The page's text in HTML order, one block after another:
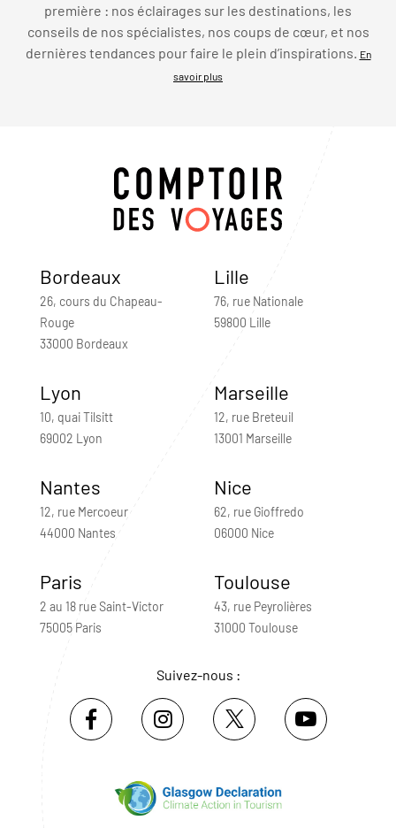
première : nos éclairages sur les destinations, les
conseils de nos spécialistes, nos coups de cœur, et nos
dernières tendances pour faire le plein d’inspirations. En
savoir plus
Bordeaux
26, cours du Chapeau-
Rouge
33000 Bordeaux
Lille
76, rue Nationale
59800 Lille
Lyon
10, quai Tilsitt
69002 Lyon
Marseille
12, rue Breteuil
13001 Marseille
Nantes
12, rue Mercoeur
44000 Nantes
Nice
62, rue Gioffredo
06000 Nice
Paris
2 au 18 rue Saint-Victor
75005 Paris
Toulouse
43, rue Peyrolières
31000 Toulouse
Suivez-nous :